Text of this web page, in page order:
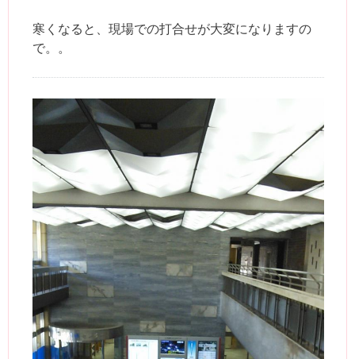
寒くなると、現場での打合せが大変になりますの
で。。